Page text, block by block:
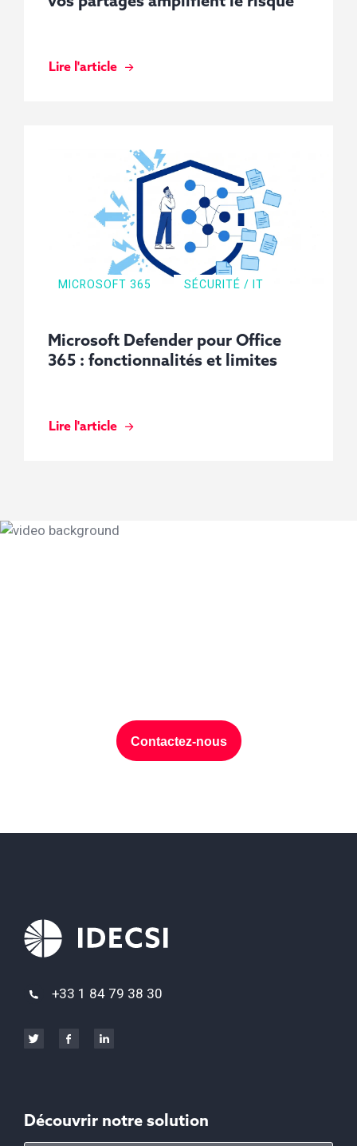
Lire l'article
MICROSOFT 365 SÉCURITÉ / IT
Microsoft Defender pour Office
365 : fonctionnalités et limites
Lire l'article
Contactez-nous
+33 1 84 79 38 30
Découvrir notre solution